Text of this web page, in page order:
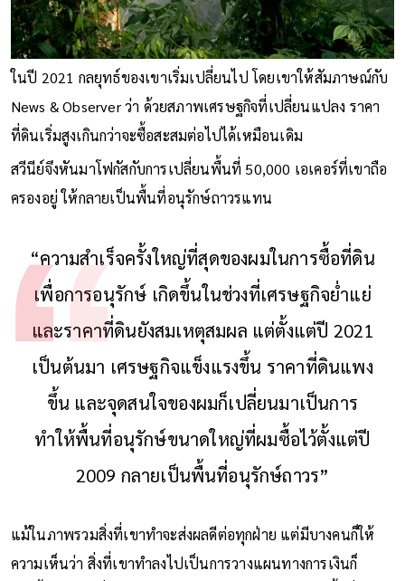
ในปี 2021 กลยุทธ์ของเขาเริ่มเปลี่ยนไป โดยเขาให้สัมภาษณ์กับ
News & Observer ว่า ด้วยสภาพเศรษฐกิจที่เปลี่ยนแปลง ราคา
ที่ดินเริ่มสูงเกินกว่าจะซื้อสะสมต่อไปได้เหมือนเดิม
สวีนีย์จึงหันมาโฟกัสกับการเปลี่ยนพื้นที่ 50,000 เอเคอร์ที่เขาถือ
“ความสำเร็จครั้งใหญ่ที่สุดของผมในการซื้อที่ดิน
เพื่อการอนุรักษ์ เกิดขึ้นในช่วงที่เศรษฐกิจย่ำแย่
และราคาที่ดินยังสมเหตุสมผล แต่ตั้งแต่ปี 2021
เป็นต้นมา เศรษฐกิจแข็งแรงขึ้น ราคาที่ดินแพง
ขึ้น และจุดสนใจของผมก็เปลี่ยนมาเป็นการ
ทำให้พื้นที่อนุรักษ์ขนาดใหญ่ที่ผมซื้อไว้ตั้งแต่ปี
แม้ในภาพรวมสิ่งที่เขาทำจะส่งผลดีต่อทุกฝ่าย แต่มีบางคนก็ให้